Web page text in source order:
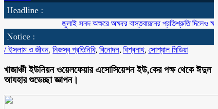
Headline :
জুলাই সনদ অক্ষরে অক্ষরে বাস্তবায়নের প্রতিশ্রুতি দিলেও
Notice :
/ইসলাম ও জীবন, নিজস্ব প্রতিনিধি, বিনোদন, বিশ্বনাথ, সোশ্যাল মিডিয়া
খাজাঞ্চী ইউনিয়ন ওয়েলফেয়ার এসোসিয়েশন ইউ,কের পক্ষ থেকে ঈদুল
আযহার শুভেচ্ছা জ্ঞাপন।